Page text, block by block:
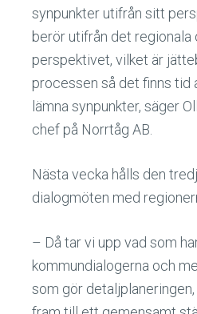
synpunkter utifrån sitt
berör utifrån det regionala
perspektivet, vilket är
processen så det finns tid
lämna synpunkter, säger
chef på Norrtåg AB.
Nästa vecka hålls den
dialogmöten med
– Då tar vi upp vad som
kommundialogerna och
som gör